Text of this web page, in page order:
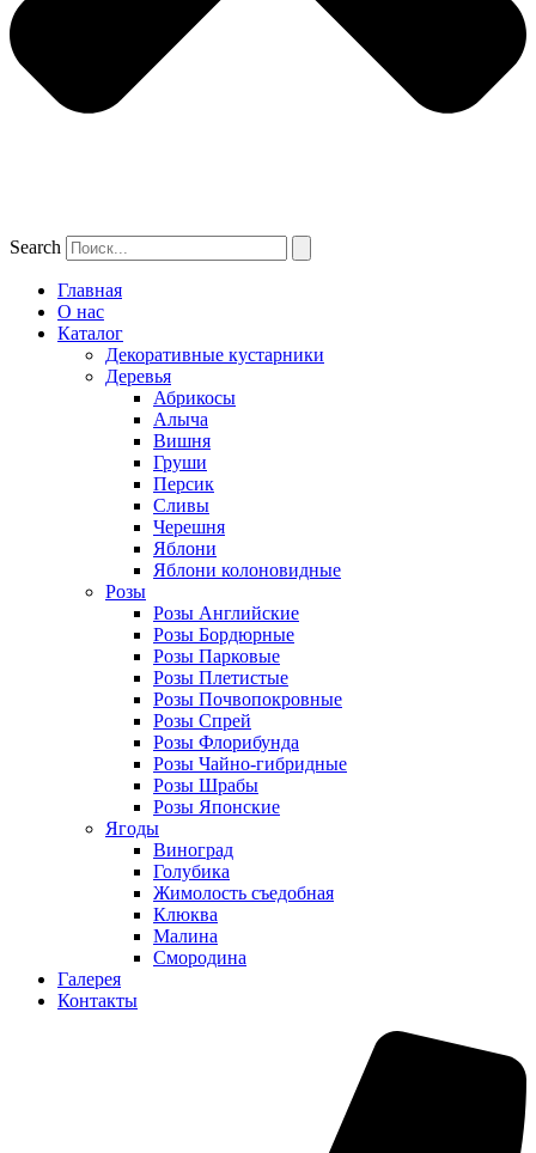
Search
Главная
О нас
Каталог
Декоративные кустарники
Деревья
Абрикосы
Алыча
Вишня
Груши
Персик
Сливы
Черешня
Яблони
Яблони колоновидные
Розы
Розы Английские
Розы Бордюрные
Розы Парковые
Розы Плетистые
Розы Почвопокровные
Розы Спрей
Розы Флорибунда
Розы Чайно-гибридные
Розы Шрабы
Розы Японские
Ягоды
Виноград
Голубика
Жимолость съедобная
Клюква
Малина
Смородина
Галерея
Контакты